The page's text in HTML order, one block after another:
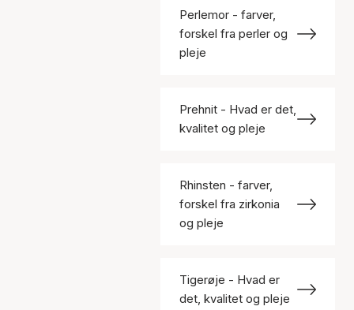
Perlemor - farver,
forskel fra perler og
pleje
Prehnit - Hvad er det,
kvalitet og pleje
Rhinsten - farver,
forskel fra zirkonia
og pleje
Tigerøje - Hvad er
det, kvalitet og pleje